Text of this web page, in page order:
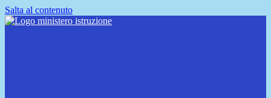
Salta al contenuto